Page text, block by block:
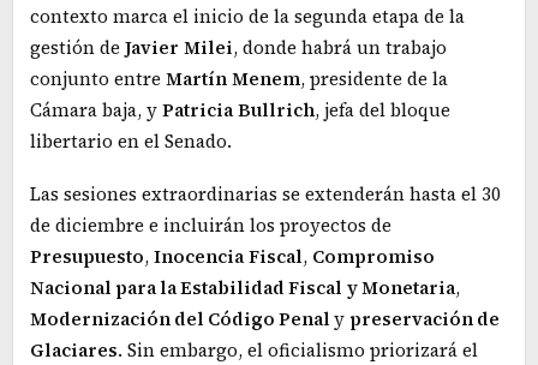
contexto marca el inicio de la segunda etapa de la
gestión de Javier Milei, donde habrá un trabajo
conjunto entre MartínMenem, presidente de la
Cámara baja, yPatriciaBullrich, jefa del bloque
libertario en el Senado.
Las sesiones extraordinarias se extenderán hasta el 30
de diciembre e incluirán los proyectos de
Presupuesto,InocenciaFiscal, Compromiso
Nacional para la Estabilidad Fiscal y Monetaria,
Modernización del Código Penaly preservación de
Glaciares. Sin embargo, el oficialismo priorizará el